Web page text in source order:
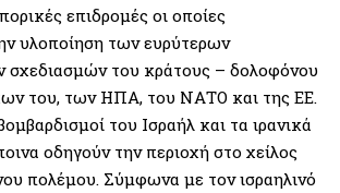
επιδρομές οι οποίες
υλοποίηση των ευρύτερων
σχεδιασμών του κράτους – δολοφόνου
του, των ΗΠΑ, του ΝΑΤΟ και της ΕΕ.
του Ισραήλ και τα ιρανικά
οδηγούν την περιοχή στο χείλος
πολέμου. Σύμφωνα με τον ισραηλινό